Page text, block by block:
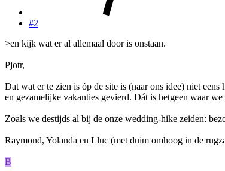
#2
>en kijk wat er al allemaal door is onstaan.
Pjotr,
Dat wat er te zien is óp de site is (naar ons idee) niet
en gezamelijke vakanties gevierd. Dát is hetgeen waar
Zoals we destijds al bij de onze wedding-hike zeiden:
Raymond, Yolanda en Lluc (met duim omhoog in de
B